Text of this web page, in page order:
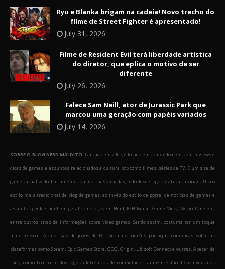
Ryu e Blanka brigam na cadeia! Novo trecho do
filme de Street Fighter é apresentado!
July 31, 2026
Filme de Resident Evil terá liberdade artística
do diretor, que eplica o motivo de ser
diferente
July 26, 2026
Falece Sam Neill, ator de Jurassic Park que
marcou uma geração com papéis variados
July 14, 2026
SOBRE O BLOG NERD MALDITO: Lançado em 2007, é focado em conteúdo nerd, com reviews e
dicas de games e assuntos relacionados a cultura pop como filmes, séries de TV. É um site de
games atualizado diariamente com notícias variadas, indo desde jogos grátis a tutoriais. Usa o
estilo mais tradicional de blog de games, ao invés do estilo de portal de notícias de games e
assuntos geek e nerd em geral como o Jovem Nerd, IGN Brasil, Game Vicio, Ovicio, Omelete,
entre outros sites de informações sobre video games. Sendo assim, costuma ter um toque
mais pessoal. As notícias de jogos de PC são mais padrões por aqui, com dicas sobre as
plataformas como Steam, Epic Games Store, GOG, Origin, Ubisoft Connect e outras. Apesar de
tudo, como boa parte dos jogos eletrônicos de computador também estão disponíveis nos